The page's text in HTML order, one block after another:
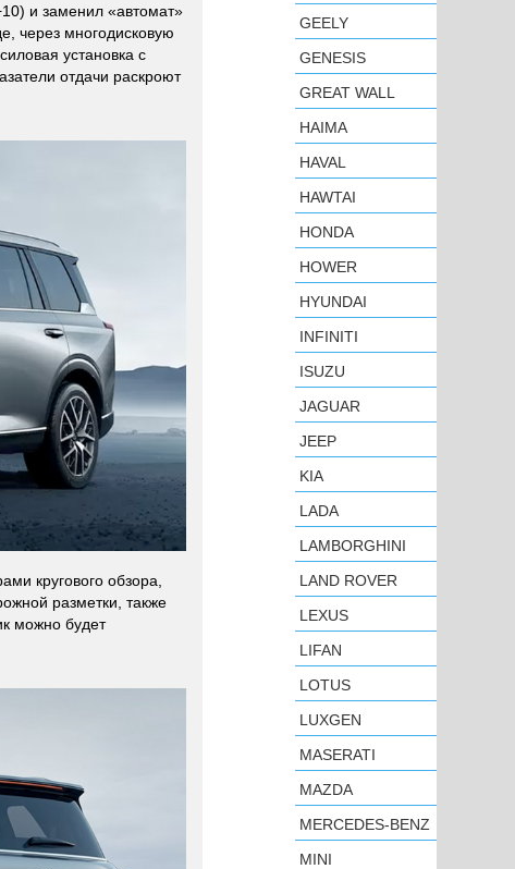
и заменил «автомат»
через многодисковую
установка с
отдачи раскроют
кругового обзора,
разметки, также
можно будет
GEELY
GENESIS
GREAT WALL
HAIMA
HAVAL
HAWTAI
HONDA
HOWER
HYUNDAI
INFINITI
ISUZU
JAGUAR
JEEP
KIA
LADA
LAMBORGHINI
LAND ROVER
LEXUS
LIFAN
LOTUS
LUXGEN
MASERATI
MAZDA
MERCEDES-BENZ
MINI